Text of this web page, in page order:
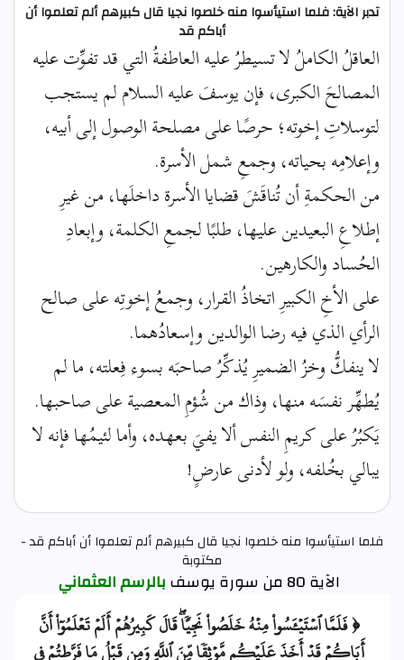
تدبر الآية: فلما استيأسوا منه خلصوا نجيا قال كبيرهم ألم تعلموا أن
أباكم قد
العاقلُ الكاملُ لا تسيطرُ عليه العاطفةُ التي قد تفوِّت عليه
المصالحَ الكبرى، فإن يوسفَ عليه السلام لم يستجب
لتوسلاتِ إخوته؛ حرصًا على مصلحة الوصول إلى أبيه،
وإعلامِه بحياته، وجمعِ شمل الأسرة.
من الحكمةِ أن تُناقَشَ قضايا الأسرة داخلَها، من غيرِ
إطلاعِ البعيدين عليها، طلبًا لجمعِ الكلمة، وإبعادِ
الحُساد والكارهين.
على الأخِ الكبيرِ اتخاذُ القرار، وجمعُ إخوتِه على صالح
الرأي الذي فيه رضا الوالدين وإسعادُهما.
لا ينفكُّ وخزُ الضميرِ يُذكِّرُ صاحبَه بسوء فِعلته، ما لم
يُطهِّر نفسَه منها، وذاك من شُؤمِ المعصية على صاحبها.
يَكبُرُ على كريمِ النفس ألا يفيَ بعهده، وأما لئيمُها فإنه لا
يبالي بخُلفه، ولو لأدنى عارضٍ!
فلما استيأسوا منه خلصوا نجيا قال كبيرهم ألم تعلموا أن أباكم قد -
مكتوبة
الآية 80 من سورة يوسف بالرسم العثماني
﴿ فَلَمَّا ٱسۡتَيۡـَٔسُواْ مِنۡهُ خَلَصُواْ نَجِيّٗاۖ قَالَ كَبِيرُهُمۡ أَلَمۡ تَعۡلَمُوٓاْ أَنَّ
أَبَاكُمۡ قَدۡ أَخَذَ عَلَيۡكُم مَّوۡثِقٗا مِّنَ ٱللَّهِ وَمِن قَبۡلُ مَا فَرَّطتُمۡ فِي